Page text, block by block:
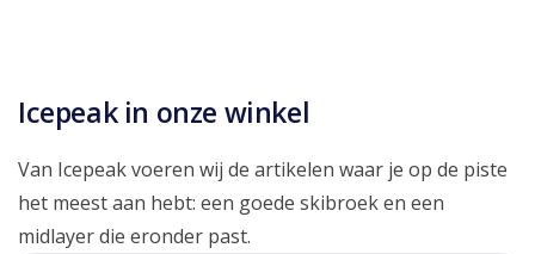
Icepeak in onze winkel
Van Icepeak voeren wij de artikelen waar je op de piste
het meest aan hebt: een goede skibroek en een
midlayer die eronder past.